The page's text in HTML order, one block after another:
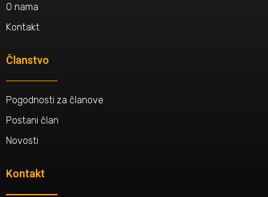
O nama
Kontakt
Članstvo
Pogodnosti za članove
Postani član
Novosti
Kontakt